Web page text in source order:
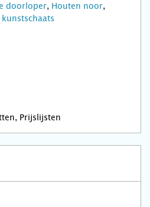
doorloper, Houten noor,
Prijslijsten